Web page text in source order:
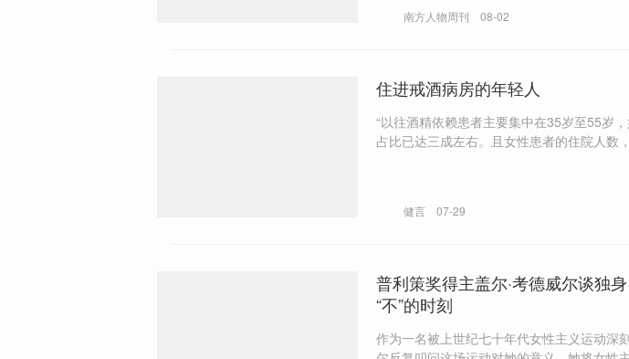
南方人物周刊 08-02
住进戒酒病房的年轻人
“以往酒精依赖患者主要集中在35岁至55岁
占比已达三成左右。且女性患者的住院人数，
健言 07-29
普利策奖得主盖尔·考德威尔谈独
“不”的时刻
作为一名被上世纪七十年代女性主义运动深